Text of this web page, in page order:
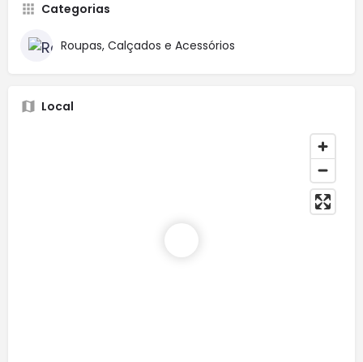
Categorias
Roupas, Calçados e Acessórios
Local